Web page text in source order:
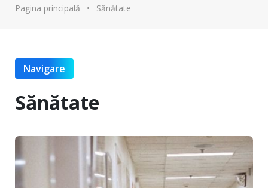
Pagina principală • Sănătate
Navigare
Sănătate